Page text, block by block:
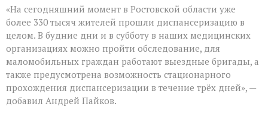
«На сегодняшний момент в Ростовской области уже
более 330 тысяч жителей прошли диспансеризацию в
целом. В будние дни и в субботу в наших медицинских
организациях можно пройти обследование, для
маломобильных граждан работают выездные бригады, а
также предусмотрена возможность стационарного
прохождения диспансеризации в течение трёх дней», —
добавил Андрей Пайков.